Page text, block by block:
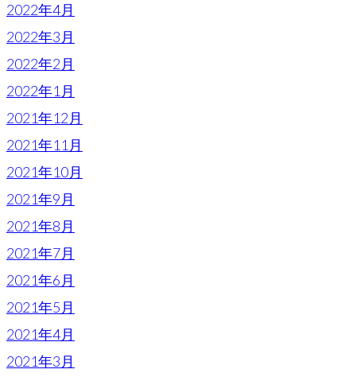
2022年4月
2022年3月
2022年2月
2022年1月
2021年12月
2021年11月
2021年10月
2021年9月
2021年8月
2021年7月
2021年6月
2021年5月
2021年4月
2021年3月